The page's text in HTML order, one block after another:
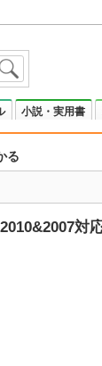
小説・実用書
る
対